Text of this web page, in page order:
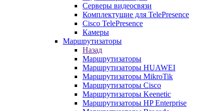
Серверы видеосвязи
Комплектущие для TelePresence
Cisco TelePresence
Камеры
Маршрутизаторы
Назад
Маршрутизаторы
Маршрутизаторы HUAWEI
Маршрутизаторы MikroTik
Маршрутизаторы Cisco
Маршрутизаторы Keenetic
Маршрутизаторы HP Enterprise